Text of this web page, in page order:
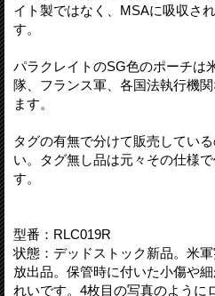
イト製ではなく、MSAに吸収さ
す。
パラクレイトのSG色のポーチは
隊、フランス軍、各国法執行機
ます。
タグの有無で分けて販売してい
い。タグ無し品は元々その仕様
す。
型番：RLC019R
状態：デッドストック新品。米
放出品。保管時に付いた小傷や
れいです。4枚目の写真のように